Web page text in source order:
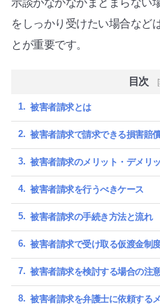
をしっかり受けたい場合など
とが重要です。
目次
被害者請求とは
被害者請求で請求できる損害賠
被害者請求のメリット・デメリ
被害者請求を行うべきケース
被害者請求の手続き方法と流れ
被害者請求で受け取る仮渡金制
被害者請求を検討する場合の注
被害者請求を弁護士に依頼する